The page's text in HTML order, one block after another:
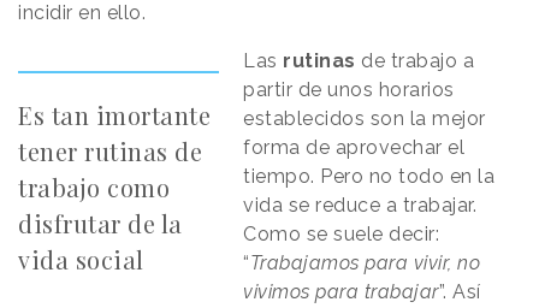
incidir en ello.
Es tan imortante
tener rutinas de
trabajo como
disfrutar de la
vida social
Las rutinas de trabajo a
partir de unos horarios
establecidos son la mejor
forma de aprovechar el
tiempo. Pero no todo en la
vida se reduce a trabajar.
Como se suele decir:
“Trabajamos para vivir, no
vivimos para trabajar”. Así